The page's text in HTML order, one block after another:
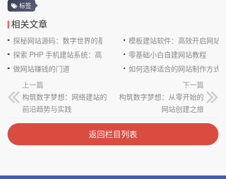
标签
相关文章
探秘网站源码：数字世界的基石
模板建站软件：高效开启网站
探索 PHP 手机建站系统：高效与便捷的完美结合零基础小白自建网站教程
做网站赚钱的门道
如何选择适合的网站制作方式
上一篇
构筑数字梦想：网络建站的
前沿趋势与实践
下一篇
构筑数字梦想：从零开始的
网站创建之旅
返回栏目列表